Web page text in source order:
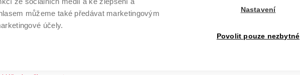
548/1
00 Brno
www.vut.cz
můžeme také předávat marketingovým
účely.
Nastavení
Povolit pouze nezbytné